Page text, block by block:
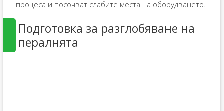
процеса и посочват слабите места на оборудването.
Подготовка за разглобяване на
пералнята